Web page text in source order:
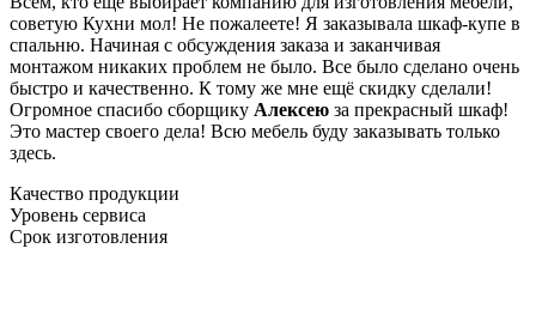
советую Кухни мол! Не пожалеете! Я заказывала шкаф-купе в
спальню. Начиная с обсуждения заказа и заканчивая
монтажом никаких проблем не было. Все было сделано очень
быстро и качественно. К тому же мне ещё скидку сделали!
Огромное спасибо сборщику Алексею за прекрасный шкаф!
Это мастер своего дела! Всю мебель буду заказывать только
здесь.
Качество продукции
Уровень сервиса
Срок изготовления